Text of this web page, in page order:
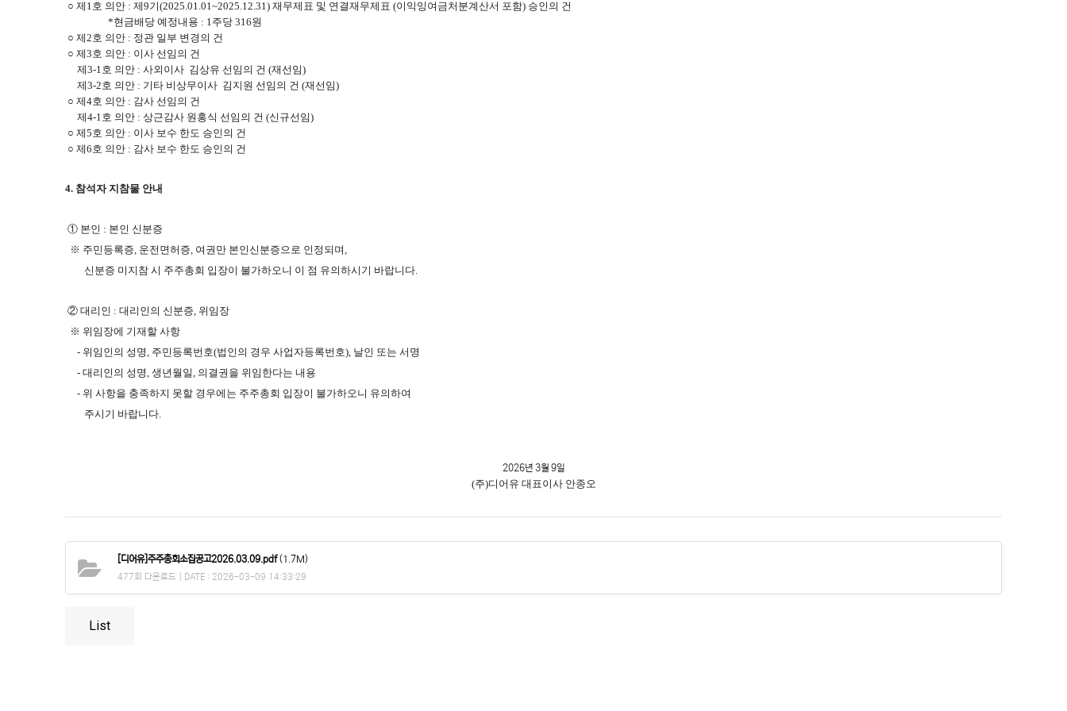
○ 제1호 의안 : 제9기(2025.01.01~2025.12.31) 재무제표 및 연결재무제표 (이익잉여금처분계산서 포함) 승인의 건
*현금배당 예정내용 : 1주당 316원
○ 제2호 의안 : 정관 일부 변경의 건
○ 제3호 의안 : 이사 선임의 건
제3-1호 의안 : 사외이사 김상유 선임의 건 (재선임)
제3-2호 의안 : 기타 비상무이사 김지원 선임의 건 (재선임)
○ 제4호 의안 : 감사 선임의 건
제4-1호 의안 : 상근감사 원홍식 선임의 건 (신규선임)
○ 제5호 의안 : 이사 보수 한도 승인의 건
○ 제6호 의안 : 감사 보수 한도 승인의 건
4. 참석자 지참물 안내
① 본인 : 본인 신분증
※ 주민등록증, 운전면허증, 여권만 본인신분증으로 인정되며,
신분증 미지참 시 주주총회 입장이 불가하오니 이 점 유의하시기 바랍니다.
② 대리인 : 대리인의 신분증, 위임장
※ 위임장에 기재할 사항
- 위임인의 성명, 주민등록번호(법인의 경우 사업자등록번호), 날인 또는 서명
- 대리인의 성명, 생년월일, 의결권을 위임한다는 내용
- 위 사항을 충족하지 못할 경우에는 주주총회 입장이 불가하오니 유의하여
주시기 바랍니다.
2026년 3월 9일
(주)디어유 대표이사 안종오
[디어유]주주총회소집공고2026.03.09.pdf(1.7M)
477회 다운로드 | DATE : 2026-03-09 14:33:29
List